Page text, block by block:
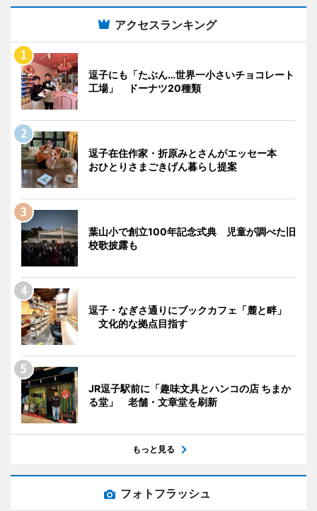
アクセスランキング
逗子にも「たぶん…世界一小さいチョコレート
工場」 ドーナツ20種類
逗子在住作家・折原みとさんがエッセー本
おひとりさまごきげん暮らし提案
葉山小で創立100年記念式典 児童が調べた旧
校歌披露も
逗子・なぎさ通りにブックカフェ「麓と畔」
文化的な拠点目指す
JR逗子駅前に「趣味文具とハンコの店 ちまか
る堂」 老舗・文章堂を刷新
もっと見る
フォトフラッシュ